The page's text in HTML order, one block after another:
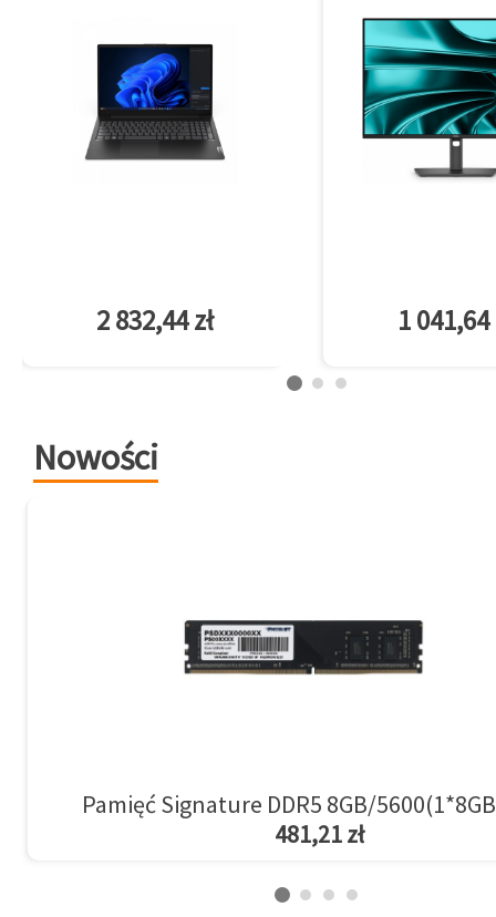
2 832,44 zł 1 041,64
Nowości
Pamięć Signature DDR5 8GB/
481,21 zł